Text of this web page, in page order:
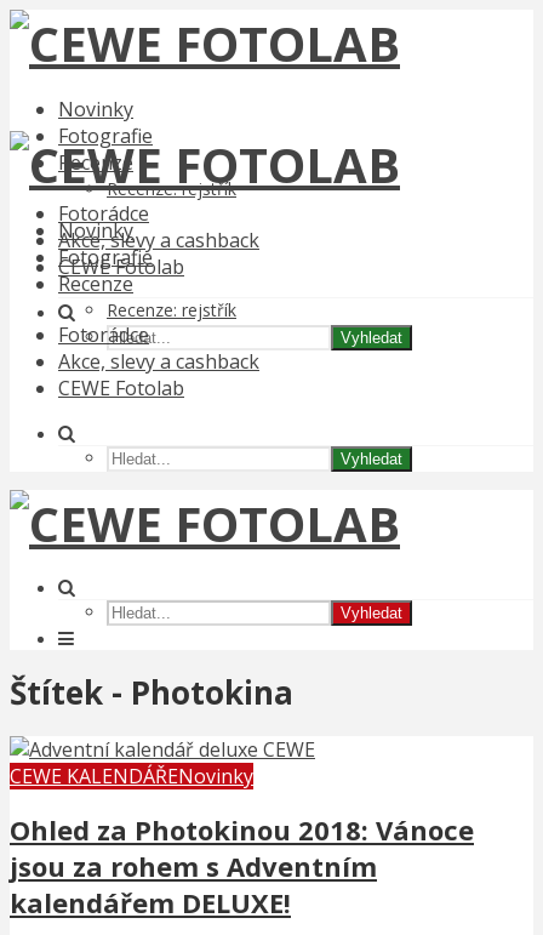
Novinky
Fotografie
Recenze
Recenze: rejstřík
Fotorádce
Akce, slevy a cashback
CEWE Fotolab
Vyhledat
Novinky
Fotografie
Recenze
Recenze: rejstřík
Fotorádce
Akce, slevy a cashback
CEWE Fotolab
Vyhledat
Vyhledat
Štítek - Photokina
CEWE KALENDÁŘENovinky
Ohled za Photokinou 2018: Vánoce
jsou za rohem s Adventním
kalendářem DELUXE!